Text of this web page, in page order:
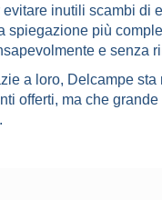
inutili scambi di
spiegazione più
e senza
a loro, Delcampe
offerti, ma che grande